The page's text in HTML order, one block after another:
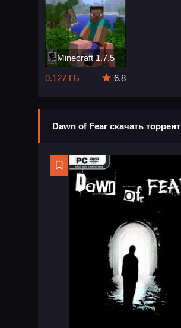
Minecraft 1.7.5
0.127 ГБ
6.8
Dawn of Fear скачать торрент